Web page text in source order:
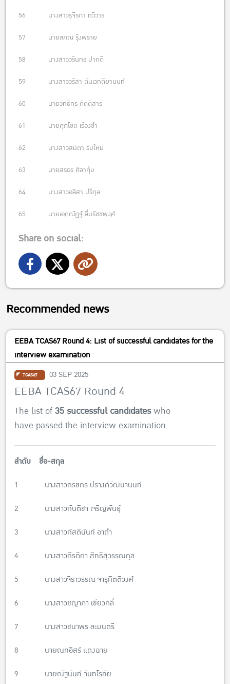
56 นางสาวรุจิรภา ทวีวาร
57 นายลภณ รุ้งพราย
58 นางสาววรินทร ปากดี
59 นางสาววรีสา ตันเวทติยานนท์
60 นายวัทธิกร กิตติสาร
61 นายศุภโชติ เรืองขำ
62 นางสาวสมิตา ริมใหม่
63 นายสรธร ศิลาคุ้ม
64 นางสาวอลิสา ปรีกุล
65 นายเอกณัฏฐ์ ลิ่มรัชชพงศ์
Share on social:
Recommended news
EEBA TCAS67 Round 4: List of successful candidates for the
interview examination
TCAS67 03 SEP 2025
EEBA TCAS67 Round 4
The list of35 successful candidateswho
have passed the interview examination.
ลำดับ ชื่อ-สกุล
1 นางสาวกรชกร ปรางค์วัฒนานนท์
2 นางสาวกันติชา เจริญพันธุ์
3 นางสาวกัสตินันท์ อาดำ
4 นางสาวกีรติกา สิทธิสุวรรณกุล
5 นางสาวจิราวรรณ จารุกิตติวงศ์
6 นางสาวชญาภา เขียวคลี่
7 นางสาวชนาพร ละมนตรี
8 นายณทอิสร์ แดงฉาย
9 นายณัฐนันท์ จันทโรทัย